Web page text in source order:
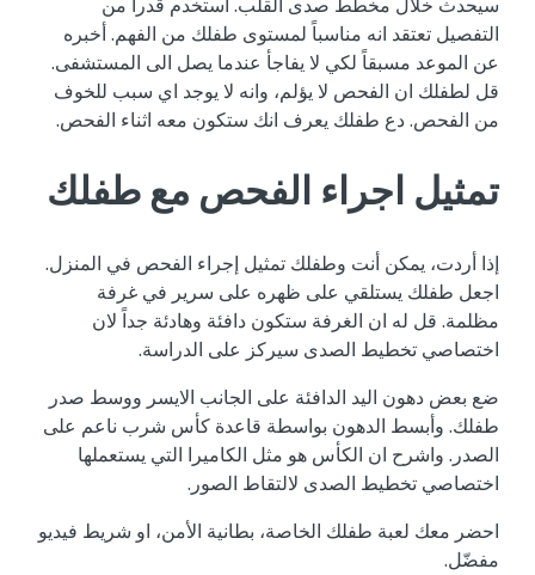
سيحدث خلال مخطط صدى القلب. استخدم قدراً من
التفصيل تعتقد انه مناسباً لمستوى طفلك من الفهم. أخبره
عن الموعد مسبقاً لكي لا يفاجأ عندما يصل الى المستشفى.
قل لطفلك ان الفحص لا يؤلم، وانه لا يوجد اي سبب للخوف
من الفحص. دع طفلك يعرف انك ستكون معه اثناء الفحص.
تمثيل اجراء الفحص مع طفلك
إذا أردت، يمكن أنت وطفلك تمثيل إجراء الفحص في المنزل.
اجعل طفلك يستلقي على ظهره على سرير في غرفة
مظلمة. قل له ان الغرفة ستكون دافئة وهادئة جداً لان
اختصاصي تخطيط الصدى سيركز على الدراسة.
ضع بعض دهون اليد الدافئة على الجانب الايسر ووسط صدر
طفلك. وأبسط الدهون بواسطة قاعدة كأس شرب ناعم على
الصدر. واشرح ان الكأس هو مثل الكاميرا التي يستعملها
اختصاصي تخطيط الصدى لالتقاط الصور.
احضر معك لعبة طفلك الخاصة، بطانية الأمن، او شريط فيديو
مفضّل.